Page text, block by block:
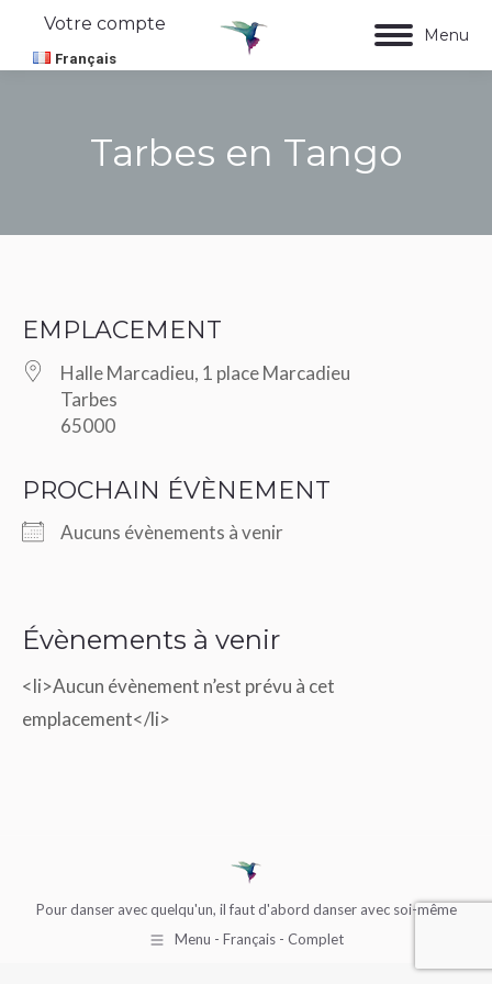
Menu
Votre compte
Français
Tarbes en Tango
EMPLACEMENT
Halle Marcadieu, 1 place Marcadieu
Tarbes
65000
PROCHAIN ÉVÈNEMENT
Aucuns évènements à venir
Voir Évènements
Évènements à venir
<li>Aucun évènement n’est prévu à cet
emplacement</li>
Pour danser avec quelqu'un, il faut d'abord danser avec soi-même
Menu - Français - Complet